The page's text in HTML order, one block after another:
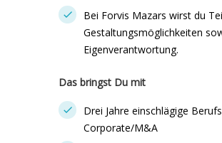
Bei Forvis Mazars wirst du
Gestaltungsmöglichkeiten
Eigenverantwortung.
Das bringst Du mit
Drei Jahre einschlägige
Corporate/M&A